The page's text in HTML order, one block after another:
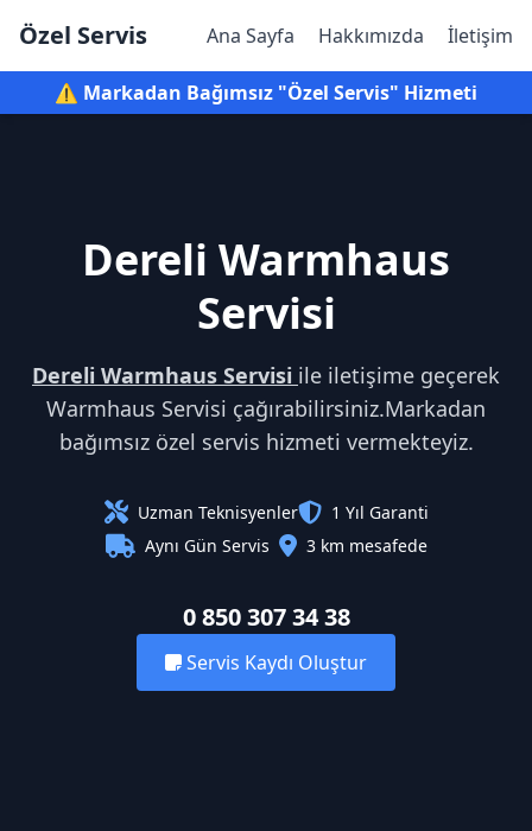
Özel Servis Ana Sayfa Hakkımızda İletişim
⚠️ Markadan Bağımsız "Özel Servis" Hizmeti
Dereli Warmhaus
Servisi
Dereli Warmhaus Servisi ile iletişime geçerek
Warmhaus Servisi çağırabilirsiniz.Markadan
bağımsız özel servis hizmeti vermekteyiz.
Uzman Teknisyenler
1 Yıl Garanti
Aynı Gün Servis
3 km mesafede
0 850 307 34 38
Servis Kaydı Oluştur